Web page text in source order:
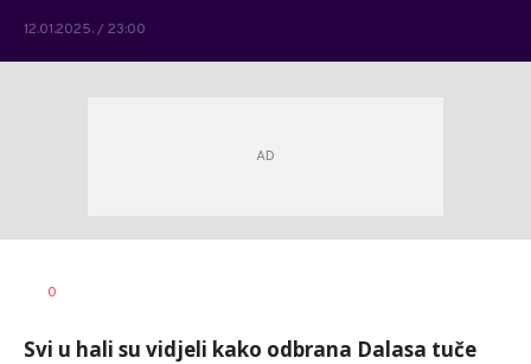
12.01.2025. / 23:00
AUTOR
0
Svi u hali su vidjeli kako odbrana Dalasa tuče